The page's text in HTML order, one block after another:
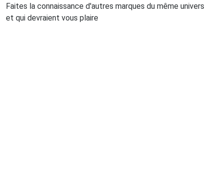
Faites la connaissance d'autres marques du même univers
et qui devraient vous plaire